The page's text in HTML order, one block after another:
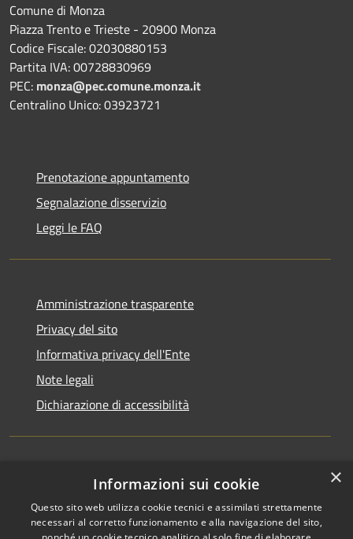
Comune di Monza
Piazza Trento e Trieste - 20900 Monza
Codice Fiscale: 02030880153
Partita IVA: 00728830969
PEC: monza@pec.comune.monza.it
Centralino Unico: 03923721
Prenotazione appuntamento
Segnalazione disservizio
Leggi le FAQ
Amministrazione trasparente
Privacy del sito
Informativa privacy dell'Ente
Note legali
Dichiarazione di accessibilità
Newsletter ×
Informazioni sui cookie
Questo sito web utilizza cookie tecnici e assimilati strettamente
necessari al corretto funzionamento e alla navigazione del sito,